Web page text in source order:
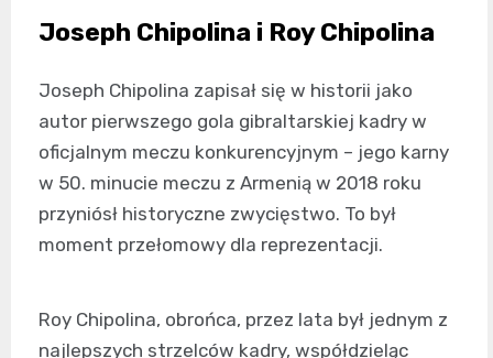
Joseph Chipolina i Roy Chipolina
Joseph Chipolina zapisał się w historii jako
autor pierwszego gola gibraltarskiej kadry w
oficjalnym meczu konkurencyjnym – jego karny
w 50. minucie meczu z Armenią w 2018 roku
przyniósł historyczne zwycięstwo. To był
moment przełomowy dla reprezentacji.
Roy Chipolina, obrońca, przez lata był jednym z
najlepszych strzelców kadry, współdzieląc